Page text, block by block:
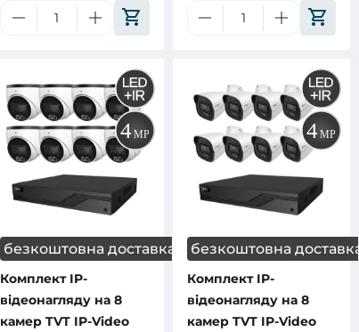
безкоштовна доставка
Комплект IP-
відеонагляду на 8
камер TVT IP-Video
безкоштовна доставка
Комплект IP-
відеонагляду на 8
камер TVT IP-Video